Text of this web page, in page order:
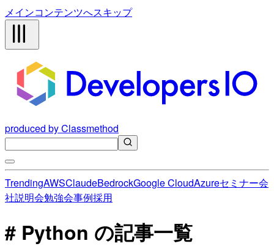
メインコンテンツへスキップ
produced by Classmethod
TrendingAWSClaudeBedrockGoogle CloudAzureセミナー会
社説明会勉強会事例採用
# Python の記事一覧